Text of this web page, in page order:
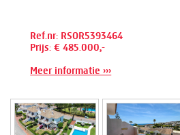
Ref.nr: RSOR5393464
Prijs: € 485.000,-
Meer informatie ›››